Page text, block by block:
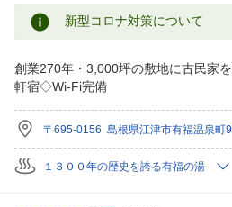
新型コロナ対策について
創業270年・3,000坪の敷地に古民家
軒宿◇Wi-Fi完備
〒695-0156 島根県江津市有福温泉町
１３００年の歴史を誇る有福の湯